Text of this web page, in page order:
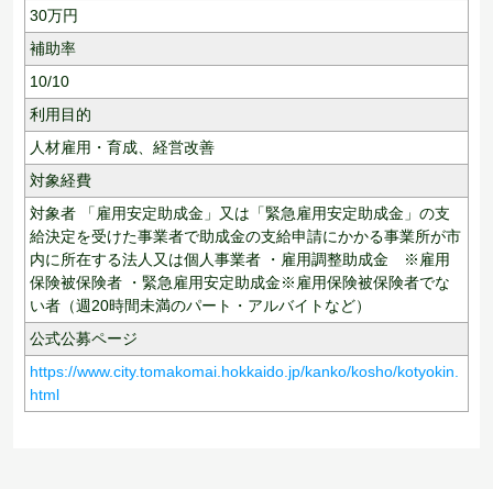
30万円
補助率
10/10
利用目的
人材雇用・育成、 経営改善
対象経費
対象者 「雇用安定助成金」又は「緊急雇用安定助成金」の支
給決定を受けた事業者で助成金の支給申請にかかる事業所が市
内に所在する法人又は個人事業者 ・雇用調整助成金 ※雇用
保険被保険者 ・緊急雇用安定助成金※雇用保険被保険者でな
い者（週20時間未満のパート・アルバイトなど）
公式公募ページ
https://www.city.tomakomai.hokkaido.jp/kanko/kosho/kotyokin.
html